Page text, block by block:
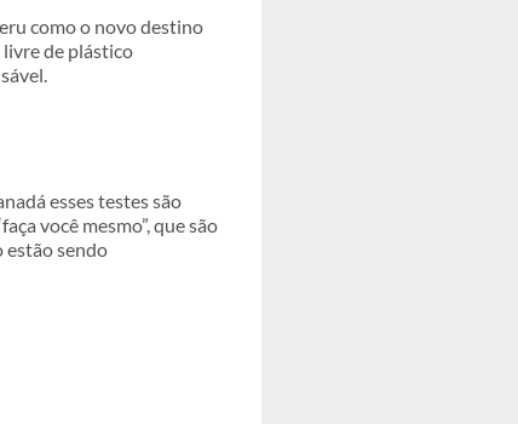
como o novo destino
de plástico
esses testes são
você mesmo”, que são
estão sendo